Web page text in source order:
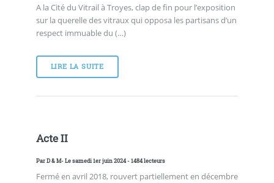
A la Cité du Vitrail à Troyes, clap de fin pour l’exposition
sur la querelle des vitraux qui opposa les partisans d’un
respect immuable du (…)
LIRE LA SUITE
Acte II
ParD & M- Le samedi 1er juin 2024 - 1484 lecteurs
Fermé en avril 2018, rouvert partiellement en décembre